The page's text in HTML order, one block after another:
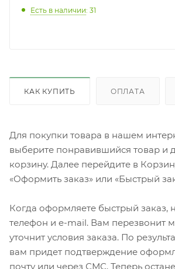
Есть в наличии: 31
КАК КУПИТЬ ОПЛАТА
Для покупки товара в нашем
выберите понравившийся товар и
корзину. Далее перейдите в
«Оформить заказ» или «Быстрый
Когда оформляете быстрый
телефон и e-mail. Вам перезвонит
уточнит условия заказа. По
вам придет подтверждение
почту или через СМС. Теперь